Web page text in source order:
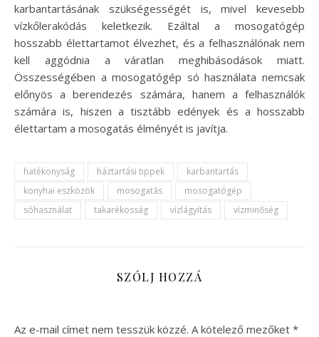
karbantartásának szükségességét is, mivel kevesebb
vízkőlerakódás keletkezik. Ezáltal a mosogatógép
hosszabb élettartamot élvezhet, és a felhasználónak nem
kell aggódnia a váratlan meghibásodások miatt.
Összességében a mosogatógép só használata nemcsak
előnyös a berendezés számára, hanem a felhasználók
számára is, hiszen a tisztább edények és a hosszabb
élettartam a mosogatás élményét is javítja.
hatékonyság háztartási tippek
karbantartás
konyhai eszközök
mosogatás
mosogatógép
sóhasználat
takarékosság vízlágyítás vízminőség
SZÓLJ HOZZÁ
Az e-mail címet nem tesszük közzé. A kötelező mezőket *